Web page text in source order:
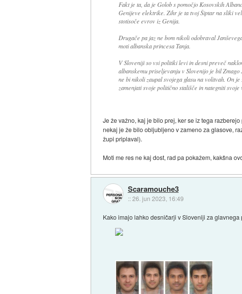
Fakt je ta, da je Golob s pomočjo Kosovskih
Genijeve elektrike. Zihr je ta tvoj Šiptar na sliki
stotisoče evrov iz Genija.
Drugače pa jaz ne bom nikoli odobraval
moti albanska princesa Tanja.
V Sloveniji so vsi politiki levi in desni preveč
albanskemu priseljevanju v Slovenijo je bil
ne bi nikoli zaupal svojega glasu na volitvah. On
zamenjati svoje politično stališče in nategniti svoje
Je že važno, kaj je bilo prej, ker se iz tega
nekaj je že bilo obljubljeno v zameno za glasove,
župi priplaval).
Moti me res ne kaj dost, rad pa pokažem, kakšna
Scaramouche3
::26. jun 2023, 16:49
Kako imajo lahko desničarji v Sloveniji za